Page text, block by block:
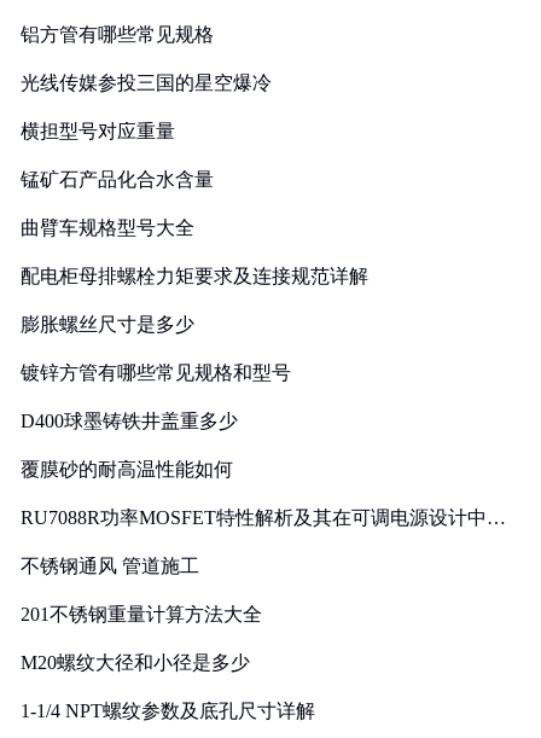
铝方管有哪些常见规格
光线传媒参投三国的星空爆冷
横担型号对应重量
锰矿石产品化合水含量
曲臂车规格型号大全
配电柜母排螺栓力矩要求及连接规范详解
膨胀螺丝尺寸是多少
镀锌方管有哪些常见规格和型号
D400球墨铸铁井盖重多少
覆膜砂的耐高温性能如何
RU7088R功率MOSFET特性解析及其在可调电源设计中的
不锈钢通风 管道施工
201不锈钢重量计算方法大全
M20螺纹大径和小径是多少
1-1/4 NPT螺纹参数及底孔尺寸详解